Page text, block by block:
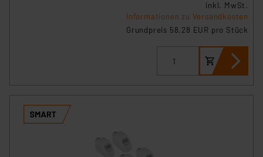
inkl. MwSt.
Informationen zu Versandkosten
Grundpreis 58.28 EUR pro Stück